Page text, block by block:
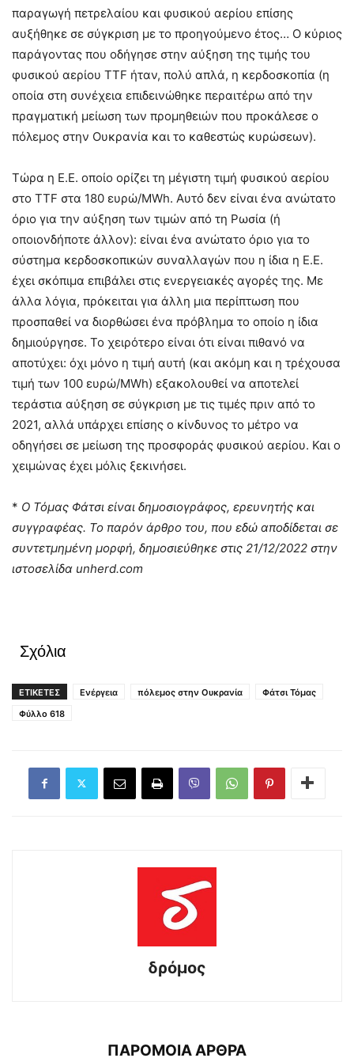
παραγωγή πετρελαίου και φυσικού αερίου επίσης
αυξήθηκε σε σύγκριση με το προηγούμενο έτος… Ο κύριος
παράγοντας που οδήγησε στην αύξηση της τιμής του
φυσικού αερίου TTF ήταν, πολύ απλά, η κερδοσκοπία (η
οποία στη συνέχεια επιδεινώθηκε περαιτέρω από την
πραγματική μείωση των προμηθειών που προκάλεσε ο
πόλεμος στην Ουκρανία και το καθεστώς κυρώσεων).
Τώρα η Ε.Ε. οποίο ορίζει τη μέγιστη τιμή φυσικού αερίου
στο TTF στα 180 ευρώ/MWh. Αυτό δεν είναι ένα ανώτατο
όριο για την αύξηση των τιμών από τη Ρωσία (ή
οποιονδήποτε άλλον): είναι ένα ανώτατο όριο για το
σύστημα κερδοσκοπικών συναλλαγών που η ίδια η Ε.Ε.
έχει σκόπιμα επιβάλει στις ενεργειακές αγορές της. Με
άλλα λόγια, πρόκειται για άλλη μια περίπτωση που
προσπαθεί να διορθώσει ένα πρόβλημα το οποίο η ίδια
δημιούργησε. Το χειρότερο είναι ότι είναι πιθανό να
αποτύχει: όχι μόνο η τιμή αυτή (και ακόμη και η τρέχουσα
τιμή των 100 ευρώ/MWh) εξακολουθεί να αποτελεί
τεράστια αύξηση σε σύγκριση με τις τιμές πριν από το
2021, αλλά υπάρχει επίσης ο κίνδυνος το μέτρο να
οδηγήσει σε μείωση της προσφοράς φυσικού αερίου. Και ο
χειμώνας έχει μόλις ξεκινήσει.
* Ο Τόμας Φάτσι είναι δημοσιογράφος, ερευνητής και
συγγραφέας. Το παρόν άρθρο του, που εδώ αποδίδεται σε
συντετμημένη μορφή, δημοσιεύθηκε στις 21/12/2022 στην
ιστοσελίδα unherd.com
Σχόλια
ΕΤΙΚΕΤΕΣ Ενέργεια πόλεμος στην Ουκρανία
Φάτσι Τόμας
Φύλλο 618
δρόμος
ΠΑΡΟΜΟΙΑ ΑΡΘΡΑ